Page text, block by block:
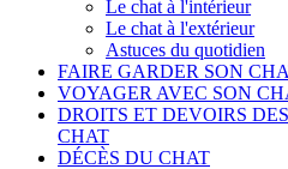
Le chat à l'intérieur
Le chat à l'extérieur
Astuces du quotidien
FAIRE GARDER SON
VOYAGER AVEC SON
DROITS ET DEVOIRS
CHAT
DÉCÈS DU CHAT